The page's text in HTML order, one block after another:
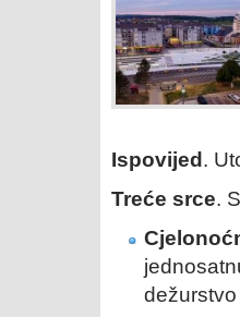
Ispovijed.
Treće srce.